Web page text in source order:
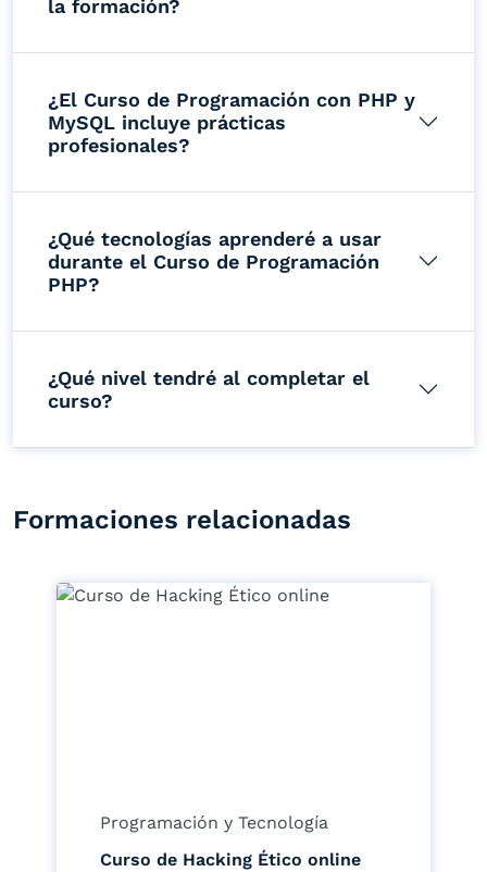
la formación?
¿El Curso de Programación con PHP y
MySQL incluye prácticas
profesionales?
¿Qué tecnologías aprenderé a usar
durante el Curso de Programación
PHP?
¿Qué nivel tendré al completar el
curso?
Formaciones relacionadas
Programación y Tecnología
Curso de Hacking Ético online